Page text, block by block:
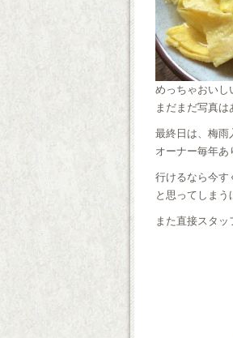
めっちゃおいし
まだまだ写真
最終日は、梅雨
オーナー毎年あ
行けるなら今
と思ってしまう
また直接スタ